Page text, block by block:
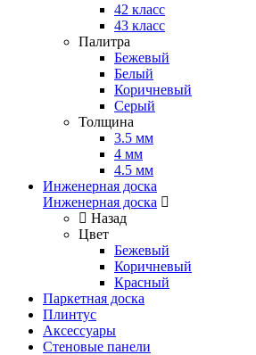
42 класс
43 класс
Палитра
Бежевый
Белый
Коричневый
Серый
Толщина
3.5 мм
4 мм
4.5 мм
Инженерная доска
Инженерная доска
Назад
Цвет
Бежевый
Коричневый
Красный
Паркетная доска
Плинтус
Аксессуары
Стеновые панели